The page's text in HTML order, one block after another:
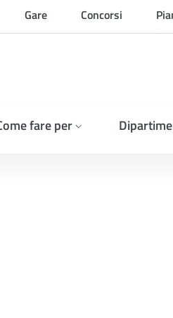
Gare Concorsi
fare per